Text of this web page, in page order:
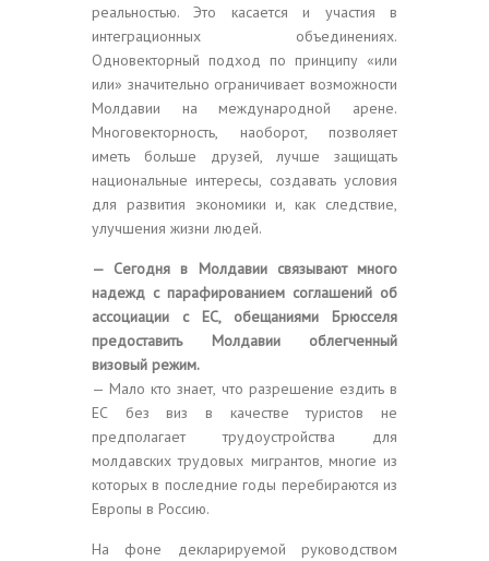
реальностью. Это касается и участия в
интеграционных объединениях.
Одновекторный подход по принципу «или
или» значительно ограничивает возможности
Молдавии на международной арене.
Многовекторность, наоборот, позволяет
иметь больше друзей, лучше защищать
национальные интересы, создавать условия
для развития экономики и, как следствие,
улучшения жизни людей.
— Сегодня в Молдавии связывают много
надежд с парафированием соглашений об
ассоциации с ЕС, обещаниями Брюсселя
предоставить Молдавии облегченный
визовый режим.
— Мало кто знает, что разрешение ездить в
ЕС без виз в качестве туристов не
предполагает трудоустройства для
молдавских трудовых мигрантов, многие из
которых в последние годы перебираются из
Европы в Россию.
На фоне декларируемой руководством